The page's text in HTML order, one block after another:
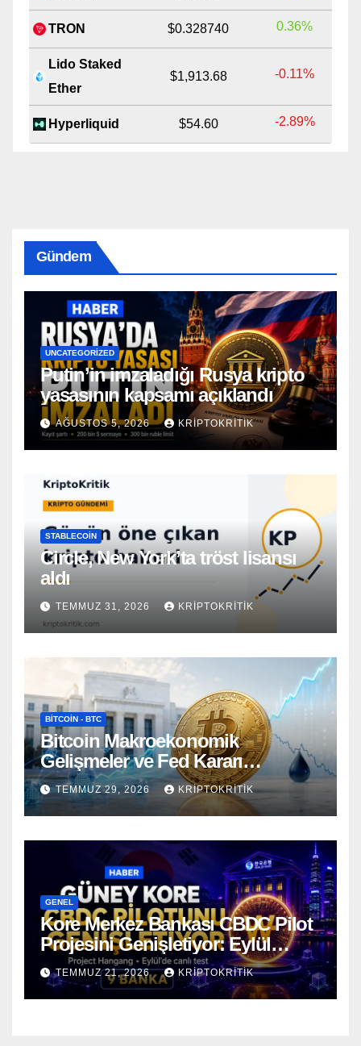
TRON $0.328740 0.36%
Lido Staked
Ether
$1,913.68 -0.11%
Hyperliquid $54.60 -2.89%
Gündem
UNCATEGORIZED
Putin’in imzaladığı Rusya kripto
yasasının kapsamı açıklandı
AĞUSTOS 5, 2026 KRIPTOKRITIK
STABLECOIN
Circle, New York’ta tröst lisansı
aldı
TEMMUZ 31, 2026 KRIPTOKRITIK
BITCOIN - BTC
Bitcoin Makroekonomik
Gelişmeler ve Fed Kararı
Öncesinde Dalgalı Seyrediyor
TEMMUZ 29, 2026 KRIPTOKRITIK
GENEL
Kore Merkez Bankası CBDC Pilot
Projesini Genişletiyor: Eylül
Ayında Gerçek Transferler
Başlıyor
TEMMUZ 21, 2026 KRIPTOKRITIK